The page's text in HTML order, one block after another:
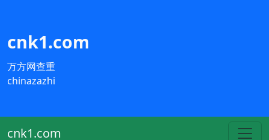
cnk1.com
万方网查重
chinazazhi
cnk1.com